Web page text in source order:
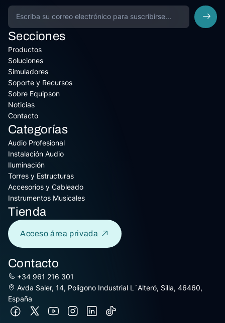
Secciones
Productos
Soluciones
Simuladores
Soporte y Recursos
Sobre Equipson
Noticias
Contacto
Categorías
Audio Profesional
Instalación Audio
Iluminación
Torres y Estructuras
Accesorios y Cableado
Instrumentos Musicales
Tienda
Acceso área privada
Contacto
+34 961 216 301
Avda Saler, 14, Poligono Industrial L´Alteró, Silla, 46460,
España